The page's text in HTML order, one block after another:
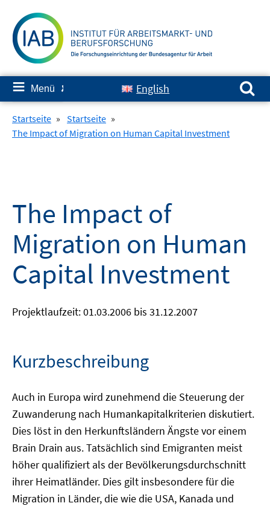
zum
Inhalt
≡ Menü ✘ English
Suchen nach:
Startseite » Startseite »
The Impact of Migration on Human Capital Investment
The Impact of
Migration on Human
Capital Investment
Projektlaufzeit: 01.03.2006 bis 31.12.2007
Kurzbeschreibung
Auch in Europa wird zunehmend die Steuerung der
Zuwanderung nach Humankapitalkriterien diskutiert.
Dies löst in den Herkunftsländern Ängste vor einem
Brain Drain aus. Tatsächlich sind Emigranten meist
höher qualifiziert als der Bevölkerungsdurchschnitt
ihrer Heimatländer. Dies gilt insbesondere für die
Migration in Länder, die wie die USA, Kanada und